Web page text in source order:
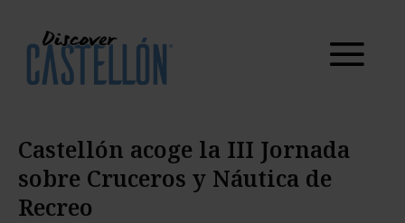
El encuentro abordó las oportunidades que ofrecen
los cruceros y la náutica de recreo para el
Castellón acoge la III Jornada
sobre Cruceros y Náutica de
Recreo